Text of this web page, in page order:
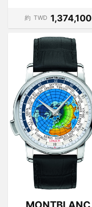
約 TWD 1,374,100